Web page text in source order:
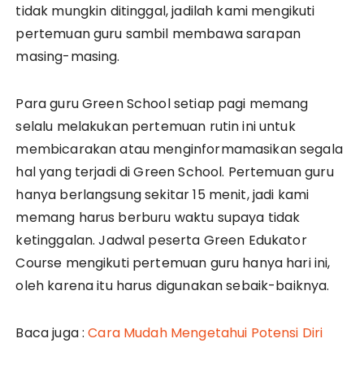
tidak mungkin ditinggal, jadilah kami mengikuti
pertemuan guru sambil membawa sarapan
masing-masing.
Para guru Green School setiap pagi memang
selalu melakukan pertemuan rutin ini untuk
membicarakan atau menginformamasikan segala
hal yang terjadi di Green School. Pertemuan guru
hanya berlangsung sekitar 15 menit, jadi kami
memang harus berburu waktu supaya tidak
ketinggalan. Jadwal peserta Green Edukator
Course mengikuti pertemuan guru hanya hari ini,
oleh karena itu harus digunakan sebaik-baiknya.
Baca juga :Cara Mudah Mengetahui Potensi Diri